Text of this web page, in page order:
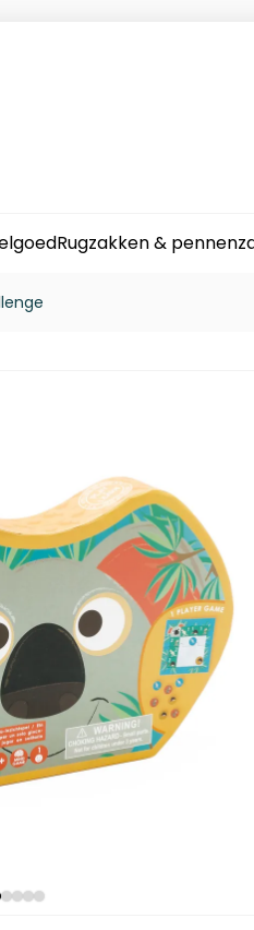
Rugzakken &